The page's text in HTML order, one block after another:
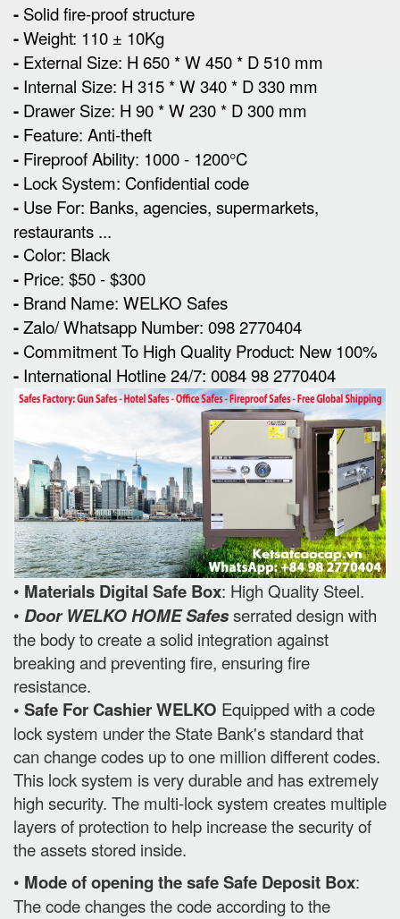
- Solid fire-proof structure
-Weight: 110 ± 10Kg
- External Size: H 650 * W 450 * D 510 mm
- Internal Size: H 315 * W 340 * D 330 mm
- Drawer Size: H 90 * W 230 * D 300 mm
- Feature: Anti-theft
- Fireproof Ability: 1000 - 1200°C
- Lock System: Confidential code
- Use For: Banks, agencies, supermarkets,
restaurants ...
- Color: Black
- Price: $50 - $300
- Brand Name: WELKO Safes
-Zalo/ Whatsapp Number: 098 2770404
- Commitment To High Quality Product: New 100%
- International Hotline 24/7: 0084 98 2770404
• Materials Digital Safe Box: High Quality Steel.
• Door WELKO HOME Safesserrated design with
the body to create a solid integration against
breaking and preventing fire, ensuring fire
resistance.
• Safe For Cashier WELKO Equipped with a code
lock system under the State Bank's standard that
can change codes up to one million different codes.
This lock system is very durable and has extremely
high security. The multi-lock system creates multiple
layers of protection to help increase the security of
the assets stored inside.
• Mode of opening the safe Safe Deposit Box:
The code changes the code according to the